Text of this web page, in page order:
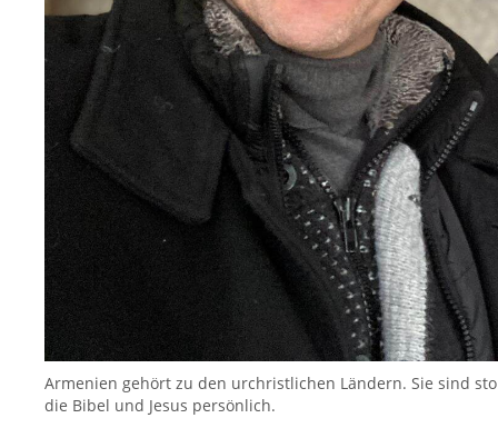
Armenien gehört zu den urchristlichen Ländern. Sie sind
die Bibel und Jesus persönlich.